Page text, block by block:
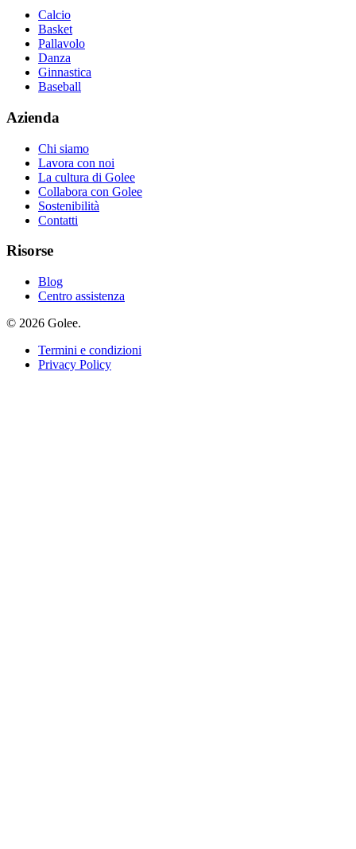
Calcio
Basket
Pallavolo
Danza
Ginnastica
Baseball
Azienda
Chi siamo
Lavora con noi
La cultura di Golee
Collabora con Golee
Sostenibilità
Contatti
Risorse
Blog
Centro assistenza
© 2026 Golee.
Termini e condizioni
Privacy Policy